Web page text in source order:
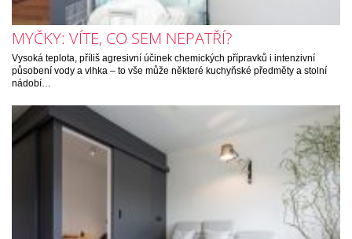
MYČKY: VÍTE, CO SEM NEPATŘÍ?
Vysoká teplota, příliš agresivní účinek chemických přípravků i intenzivní
působení vody a vlhka – to vše může některé kuchyňské předměty a stolní
nádobí…